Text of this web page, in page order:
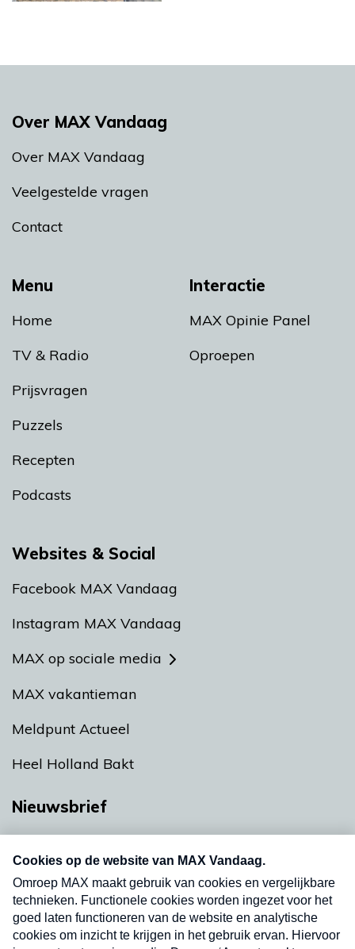
Menu
Home
TV & Radio
Prijsvragen
Puzzels
Recepten
Podcasts
Interactie
MAX Opinie Panel
Oproepen
Over MAX Vandaag
Over MAX Vandaag
Veelgestelde vragen
Contact
Websites & Social
Facebook MAX Vandaag
Instagram MAX Vandaag
MAX op sociale media
MAX vakantieman
Meldpunt Actueel
Heel Holland Bakt
Nieuwsbrief
nieuwsbrief. Elke vrijdag- en dinsdagochtend in
uw mailbox.
Verzend